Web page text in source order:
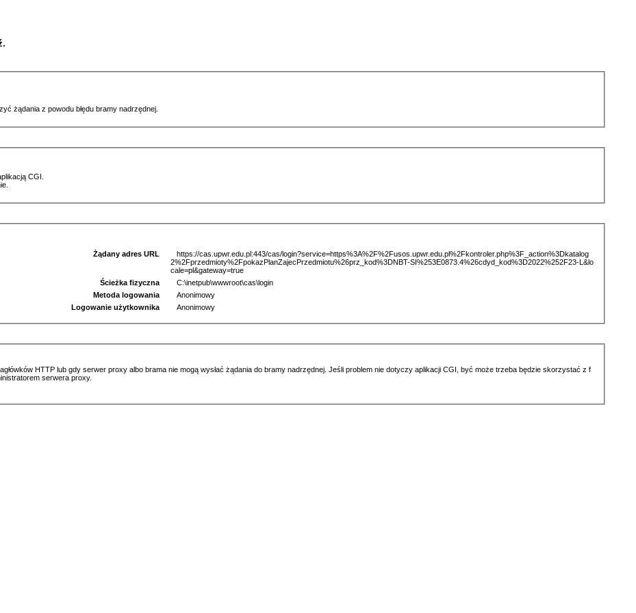
żądania z powodu błędu bramy nadrzędnej.
CGI.
Żądany adres URL
https://cas.upwr.edu.pl:443/cas/login?service=https%3A%2F%2Fusos.upwr.edu.pl%2Fkontroler.php%3F_action%3Dkatalog
2%2Fprzedmioty%2FpokazPlanZajecPrzedmiotu%26prz_kod%3DNBT-SI%253E0873.4%26cdyd_kod%3D2022%252F23-L&lo
cale=pl&gateway=true
Ścieżka fizyczna
C:\inetpub\wwwroot\cas\login
Metoda logowania
Anonimowy
Logowanie użytkownika
Anonimowy
HTTP lub gdy serwer proxy albo brama nie mogą wysłać żądania do bramy nadrzędnej. Jeśli problem nie dotyczy aplikacji CGI, być może trzeba będzie skorzystać z f
serwera proxy.